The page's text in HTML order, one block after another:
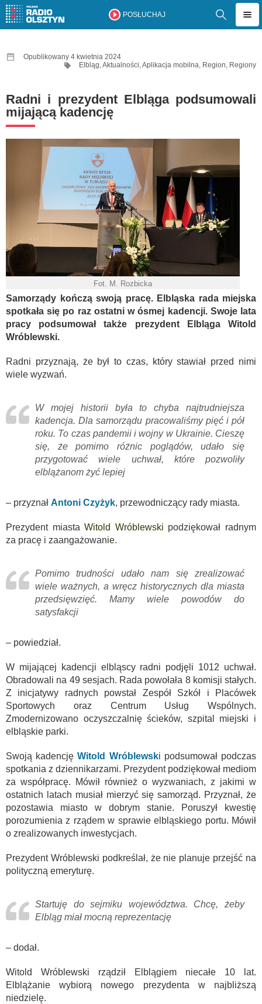
POSŁUCHAJ
Opublikowany 4 kwietnia 2024
Elbląg,Aktualności,Aplikacja mobilna, Region, Regiony
Radni i prezydent Elbląga podsumowali
mijającą kadencję
Fot. M. Rozbicka
Samorządy kończą swoją pracę. Elbląska rada miejska
spotkała się po raz ostatni w ósmej kadencji. Swoje lata
pracy podsumował także prezydent Elbląga Witold
Wróblewski.
Radni przyznają, że był to czas, który stawiał przed nimi
wiele wyzwań.
W mojej historii była to chyba najtrudniejsza
kadencja. Dla samorządu pracowaliśmy pięć i pół
roku. To czas pandemii i wojny w Ukrainie. Cieszę
się, że pomimo różnic poglądów, udało się
przygotować wiele uchwał, które pozwoliły
elblążanom żyć lepiej
– przyznał Antoni Czyżyk, przewodniczący rady miasta.
Prezydent miastaWitold Wróblewski podziękował radnym
za pracę i zaangażowanie.
Pomimo trudności udało nam się zrealizować
wiele ważnych, a wręcz historycznych dla miasta
przedsięwzięć. Mamy wiele powodów do
satysfakcji
– powiedział.
W mijającej kadencji elbląscy radni podjęli 1012 uchwał.
Obradowali na 49 sesjach. Rada powołała 8 komisji stałych.
Z inicjatywy radnych powstał Zespół Szkół i Placówek
Sportowych oraz Centrum Usług Wspólnych.
Zmodernizowano oczyszczalnię ścieków, szpital miejski i
elbląskie parki.
Swoją kadencjęWitold Wróblewski podsumował podczas
spotkania z dziennikarzami. Prezydent podziękował mediom
za współpracę. Mówił również o wyzwaniach, z jakimi w
ostatnich latach musiał mierzyć się samorząd. Przyznał, że
pozostawia miasto w dobrym stanie. Poruszył kwestię
porozumienia z rządem w sprawie elbląskiego portu. Mówił
o zrealizowanych inwestycjach.
Prezydent Wróblewski podkreślał, że nie planuje przejść na
polityczną emeryturę.
Startuję do sejmiku województwa. Chcę, żeby
Elbląg miał mocną reprezentację
– dodał.
Witold Wróblewski rządził Elblągiem niecałe 10 lat.
Elblążanie wybiorą nowego prezydenta w najbliższą
niedzielę.